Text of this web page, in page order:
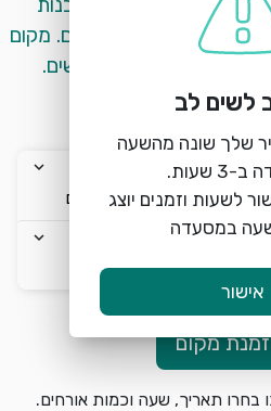
שמח ובשר משובח נפגשים.
keyboard_arrow_down
18:00
keyboard_arrow_down
2 אורחים
keyboard_arrow_down
מקום
תאריך, שעה וכמות אורחים.
לשים לב
שלך שונה מהשעה
לשעות וזמנים יוצג
במסעדה
אישור